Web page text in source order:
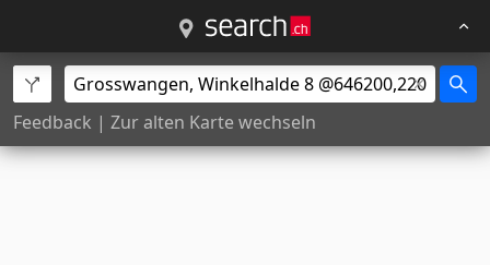
Feedback | Zur alten Karte wechseln